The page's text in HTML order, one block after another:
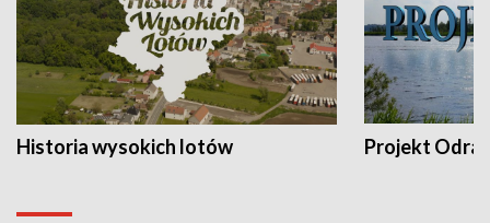
Historia wysokich lotów Projekt Odra